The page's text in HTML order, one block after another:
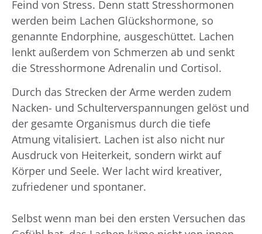
Feind von Stress. Denn statt Stresshormonen
werden beim Lachen Glückshormone, so
genannte Endorphine, ausgeschüttet. Lachen
lenkt außerdem von Schmerzen ab und senkt
die Stresshormone Adrenalin und Cortisol.
Durch das Strecken der Arme werden zudem
Nacken- und Schulterverspannungen gelöst und
der gesamte Organismus durch die tiefe
Atmung vitalisiert. Lachen ist also nicht nur
Ausdruck von Heiterkeit, sondern wirkt auf
Körper und Seele. Wer lacht wird kreativer,
zufriedener und spontaner.
Selbst wenn man bei den ersten Versuchen das